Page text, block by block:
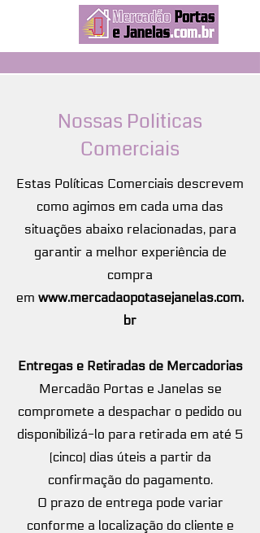
Nossas Politicas
Comerciais
Estas Políticas Comerciais descrevem
como agimos em cada uma das
situações abaixo relacionadas, para
garantir a melhor experiência de
compra
em www.mercadaopotasejanelas.com.
br
Entregas e Retiradas de Mercadorias
Mercadão Portas e Janelas se
compromete a despachar o pedido ou
disponibilizá-lo para retirada em até 5
(cinco) dias úteis a partir da
confirmação do pagamento.
O prazo de entrega pode variar
conforme a localização do cliente e